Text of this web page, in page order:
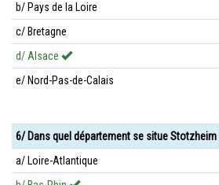
b/ Pays de la Loire
c/ Bretagne
d/ Alsace
e/ Nord-Pas-de-Calais
6/ Dans quel département se situe Stotzheim
a/ Loire-Atlantique